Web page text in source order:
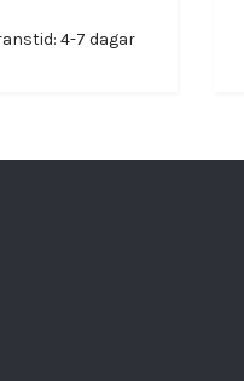
4-7 dagar